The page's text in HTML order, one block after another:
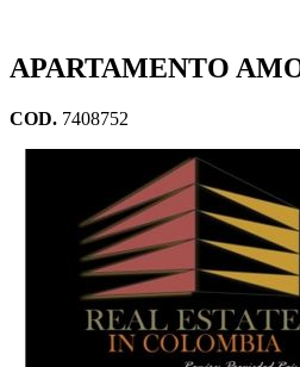
APARTAMENTO
COD. 7408752